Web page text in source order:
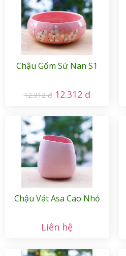
Chậu Gốm Sứ Nan S1
12.312 đ 12.312 đ
Chậu Vát Asa Cao Nhỏ
Liên hệ